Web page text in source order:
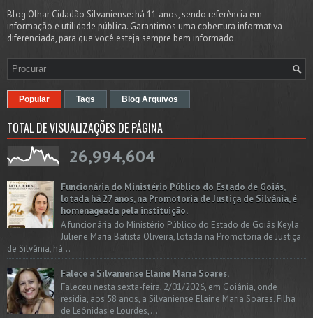
Blog Olhar Cidadão Silvaniense: há 11 anos, sendo referência em
informação e utilidade pública. Garantimos uma cobertura informativa
diferenciada, para que você esteja sempre bem informado.
Popular Tags Blog Arquivos
TOTAL DE VISUALIZAÇÕES DE PÁGINA
26,994,604
Funcionária do Ministério Público do Estado de Goiás,
lotada há 27 anos, na Promotoria de Justiça de Silvânia, é
homenageada pela instituição.
A funcionária do Ministério Público do Estado de Goiás Keyla
Juliene Maria Batista Oliveira, lotada na Promotoria de Justiça
de Silvânia, há...
Falece a Silvaniense Elaine Maria Soares.
Faleceu nesta sexta-feira, 2/01/2026, em Goiânia, onde
residia, aos 58 anos, a Silvaniense Elaine Maria Soares. Filha
de Leônidas e Lourdes,...